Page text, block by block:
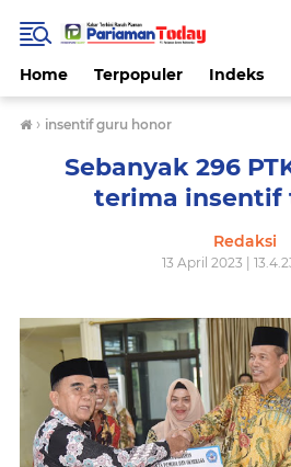
Home Terpopuler Indeks
› insentif guru honor
Sebanyak 296
terima insentif
Redaksi
13 April 2023 |